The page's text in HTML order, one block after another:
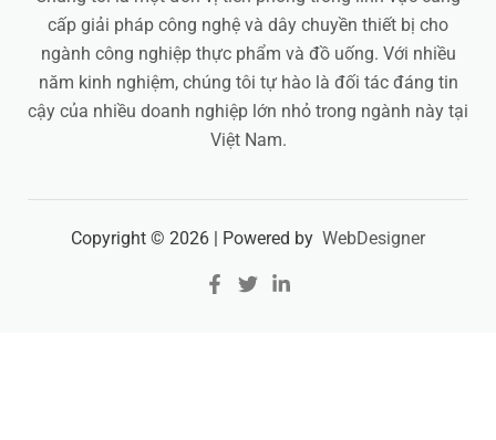
cấp giải pháp công nghệ và dây chuyền thiết bị cho
ngành công nghiệp thực phẩm và đồ uống. Với nhiều
năm kinh nghiệm, chúng tôi tự hào là đối tác đáng tin
cậy của nhiều doanh nghiệp lớn nhỏ trong ngành này tại
Việt Nam.
Copyright © 2026 | Powered by WebDesigner